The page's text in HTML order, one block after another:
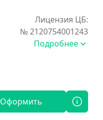
Лицензия ЦБ:
№ 2120754001243
Подробнее
Оформить